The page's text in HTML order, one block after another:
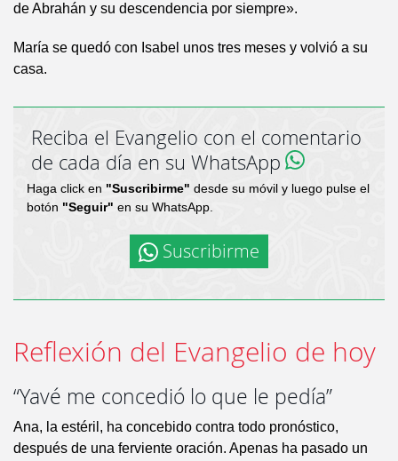
de Abrahán y su descendencia por siempre».
María se quedó con Isabel unos tres meses y volvió a su
casa.
Reciba el Evangelio con el comentario
de cada día en su WhatsApp
Haga click en "Suscribirme" desde su móvil y luego pulse el
botón "Seguir" en su WhatsApp.
Suscribirme
Reflexión del Evangelio de hoy
“Yavé me concedió lo que le pedía”
Ana, la estéril, ha concebido contra todo pronóstico,
después de una ferviente oración. Apenas ha pasado un